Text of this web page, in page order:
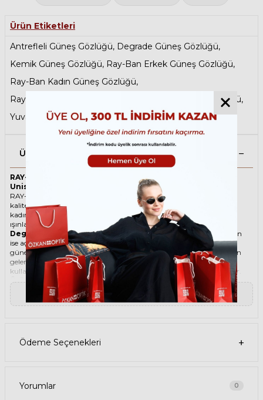
Ürün Etiketleri
Antrefleli Güneş Gözlüğü, Degrade Güneş Gözlüğü,
Kemik Güneş Gözlüğü, Ray-Ban Erkek Güneş Gözlüğü,
Ray-Ban Kadın Güneş Gözlüğü,
Ray-Ban Round Güneş Gözlükleri
Renkli Güneş Gözlüğü,
Yuvarlak Güneş Gözlüğü
Ürün Açıklaması
RAY-BAN Round Double Bridge 3647N 923871 51 İki Renk
Unisex Güneş Gözlüğü
RAY-BAN ikonik Yuvarlak Asetat-Metal güneş gözlüğü, tarzı ve
kaliteli malzemesi ile göz alıcı bir aksesuar. Hem erkekler hem de
kadınlar için uygun olan bu güneş gözlüğü, güneşin zararlı
ışınlarından korunmanızı sağlarken, stilinizi de yansıtır.
Degradeli güneş gözlüğü
, camın üst kısmının koyu, alt kısmının
ise açık renkli olduğu bir güneş gözlüğü türüdür. Bu sayede, hem
güneş ışınlarının yüzünüze çarpmasını engeller hem de alt kısımdan
gelen ışığı daha net görmenizi sağlar. Degradeli güneş gözlüğü
kullanmak, hem görüş kalitenizi artırır hem de göz sağlığınızı korur.
Ürün Faydaları
• RAY-BAN Round Double Bridge 3647N 923871 51 İki Renk Unisex
güneş gözlüğü, yüksek kaliteli Asetat-Metal çerçeveye ve Mineral
lense sahiptir. Bu malzemeler, güneş gözlüğünüzün uzun ömürlü,
güneş gözlüğü, %100 UV koruması sunar. Bu sayede, gözlerinizi
güneşin zararlı ışınlarından korur ve göz sağlığınızı korur. Yeşil cam
• RAY-BAN Round Double Bridge 3647N 923871 51 İki Renk Unisex
▼ Devamını Oku
Ödeme Seçenekleri
Yorumlar 0